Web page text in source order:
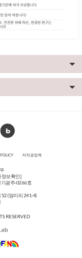
저작권정책
정보확인]
광주-0266호
(엄미리 241-4)
RESERVED